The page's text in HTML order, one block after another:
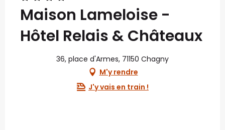
Maison Lameloise -
Hôtel Relais & Châteaux
36, place d'Armes, 71150 Chagny
M'y rendre
J'y vais en train !